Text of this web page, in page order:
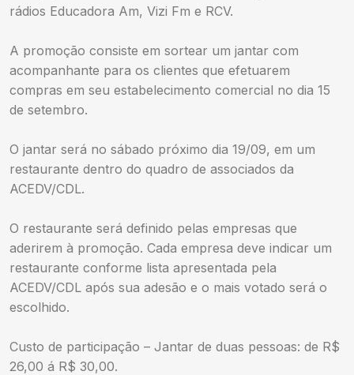
rádios Educadora Am, Vizi Fm e RCV.
A promoção consiste em sortear um jantar com
acompanhante para os clientes que efetuarem
compras em seu estabelecimento comercial no dia 15
de setembro.
O jantar será no sábado próximo dia 19/09, em um
restaurante dentro do quadro de associados da
ACEDV/CDL.
O restaurante será definido pelas empresas que
aderirem à promoção. Cada empresa deve indicar um
restaurante conforme lista apresentada pela
ACEDV/CDL após sua adesão e o mais votado será o
escolhido.
Custo de participação – Jantar de duas pessoas: de R$
26,00 á R$ 30,00.